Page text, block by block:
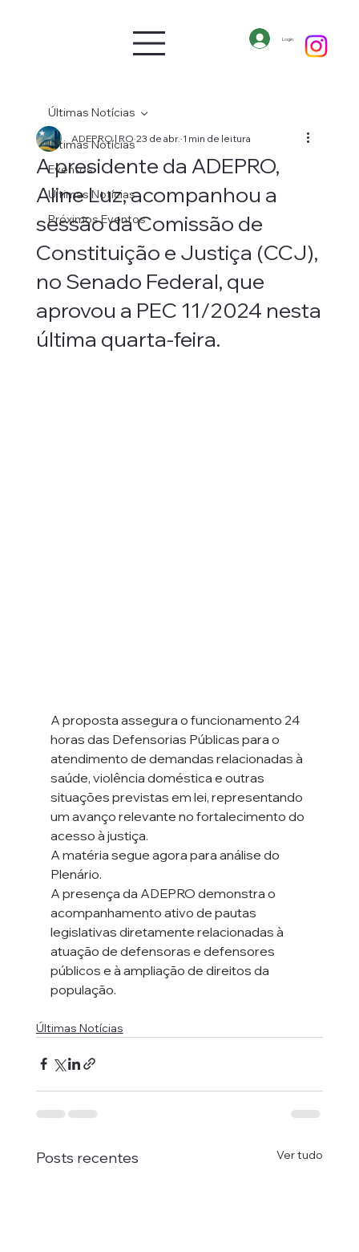
Login
Últimas Notícias
Eventos
Últimas Notícias
Próximos Eventos
Últimas Notícias
A presidente da ADEPRO,
Aline Luz, acompanhou a
sessão da Comissão de
Constituição e Justiça (CCJ),
no Senado Federal, que
aprovou a PEC 11/2024 nesta
última quarta-feira.
ADEPRO | RO 23 de abr. 1 min de leitura
A proposta assegura o funcionamento 24
horas das Defensorias Públicas para o
atendimento de demandas relacionadas à
saúde, violência doméstica e outras
situações previstas em lei, representando
um avanço relevante no fortalecimento do
acesso à justiça.
A matéria segue agora para análise do
Plenário.
A presença da ADEPRO demonstra o
acompanhamento ativo de pautas
legislativas diretamente relacionadas à
atuação de defensoras e defensores
públicos e à ampliação de direitos da
população.
Últimas Notícias
Posts recentes Ver tudo